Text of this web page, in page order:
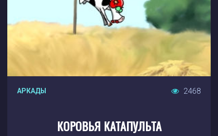
АРКАДЫ 2468
КОРОВЬЯ КАТАПУЛЬТА